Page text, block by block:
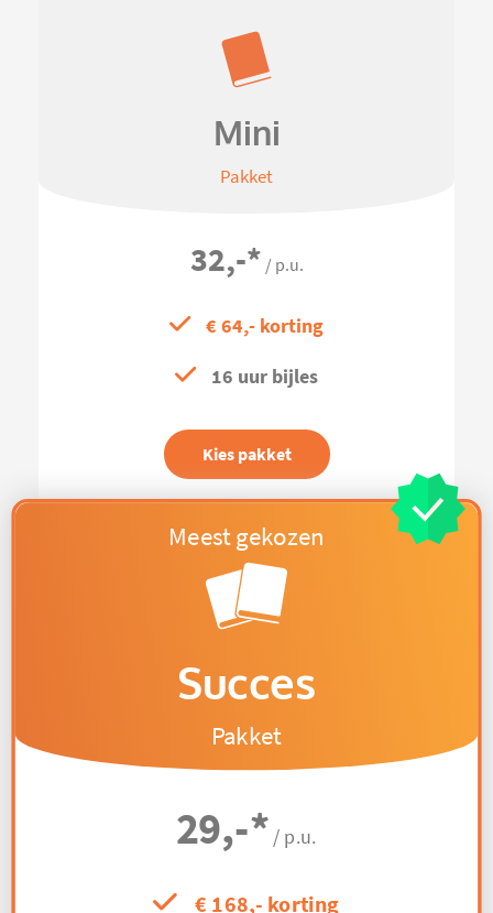
Mini
Pakket
32,-* / p.u.
€ 64,- korting
16 uur bijles
Kies pakket
Succes
Pakket
29,-* / p.u.
€ 168,- korting